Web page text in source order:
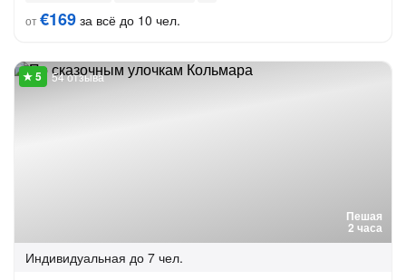
от€169 за всё до 10 чел.
Пешая
2 часа
54 отзыва
Индивидуальная до 7 чел.